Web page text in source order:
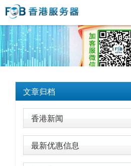
文章归档
香港新闻
最新优惠信息